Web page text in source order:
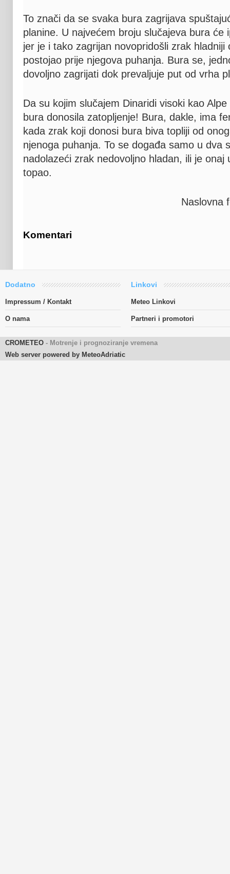
To znači da se svaka bura zagrijava
planine. U najvećem broju slučajeva bura će
jer je i tako zagrijan novopridošli zrak hladniji
postojao prije njegova puhanja. Bura se,
dovoljno zagrijati dok prevaljuje put od vrha
Da su kojim slučajem Dinaridi visoki kao
bura donosila zatopljenje! Bura, dakle, ima
kada zrak koji donosi bura biva topliji od
njenoga puhanja. To se događa samo u dva
nadolazeći zrak nedovoljno hladan, ili je onaj
topao.
Naslovna
Komentari
Dodatno
Impressum / Kontakt
O nama
Linkovi
Meteo Linkovi
Partneri i promotori
CROMETEO - Motrenje i prognoziranje vremena
Web server powered by MeteoAdriatic